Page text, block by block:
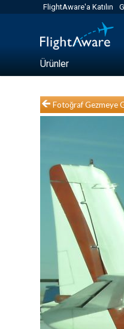
FlightAware'a Katılın
Ürünler
Fotoğraf Gezmeye